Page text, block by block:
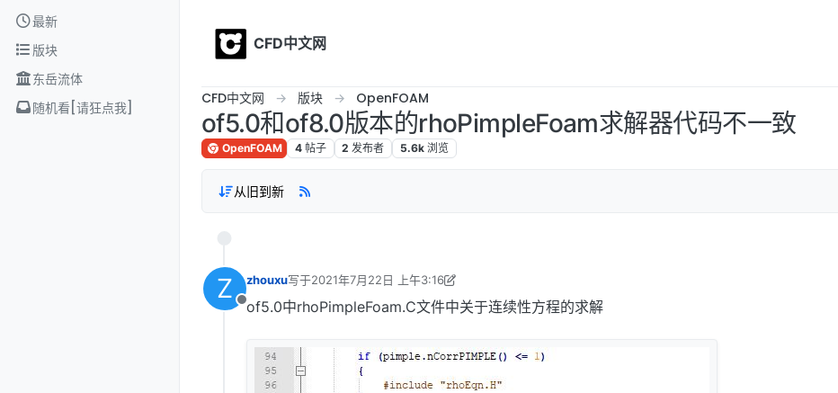
Skip to content
最新
版块
东岳流体
随机看[请狂点我]
CFD中文网
CFD中文网 版块 OpenFOAM
of5.0和of8.0版本的rhoPimpleFoam求解器代码不一致
OpenFOAM 4 帖子 2 发布者 5.6k 浏览
从旧到新
Z
离线
zhouxu写于2021年7月22日 上午3:16
最后由 李东岳 编辑2021年7月26日 下午4:00
of5.0中rhoPimpleFoam.C文件中关于连续性方程的求解